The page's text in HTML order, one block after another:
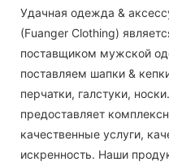
Удачная одежда &
(Fuanger Clothing)
поставщиком мужской
поставляем шапки &
перчатки, галстуки,
предоставляет
качественные услуги,
искренность. Наши